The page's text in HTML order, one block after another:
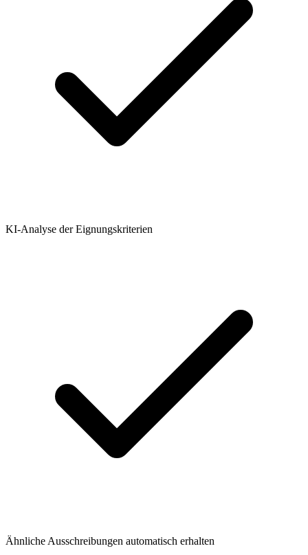
KI-Analyse der Eignungskriterien
Ähnliche Ausschreibungen automatisch erhalten